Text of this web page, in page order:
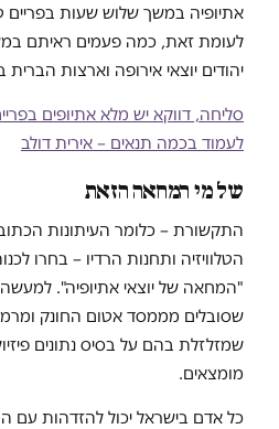
אתיופיה במשך שלוש שעות
לעומת זאת, כמה פעמים ראיתם
יהודים יוצאי אירופה וארצות הברית
סליחה, דווקא יש מלא אתיופים
לעמוד בכמה תנאים – אירית דולב
של מי המחאה הזאת
התקשורת – כלומר העיתונות
הטלוויזיה ותחנות הרדיו – בחרו
"המחאה של יוצאי אתיופיה".
שסובלים מממסד אטום החונק
שמזלזלת בהם על בסיס נתונים
מומצאים.
כל אדם בישראל יכול להזדהות